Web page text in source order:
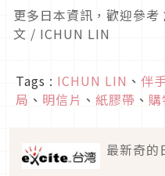
更多日本資訊，歡迎參考
文 / ICHUN LIN
Tags : ICHUN LIN 、 伴
局 、 明信片 、 紙膠帶 、 購
最新奇的